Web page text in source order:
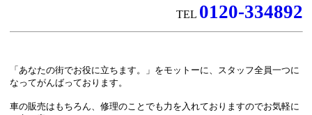
TEL 0120-334892
「あなたの街でお役に立ちます。」をモットーに、スタッフ全員一つに
なってがんばっております。
車の販売はもちろん、修理のことでも力を入れておりますのでお気軽に